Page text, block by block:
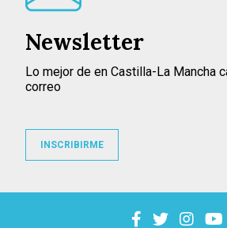
Newsletter
Lo mejor de en Castilla-La Mancha
correo
INSCRIBIRME